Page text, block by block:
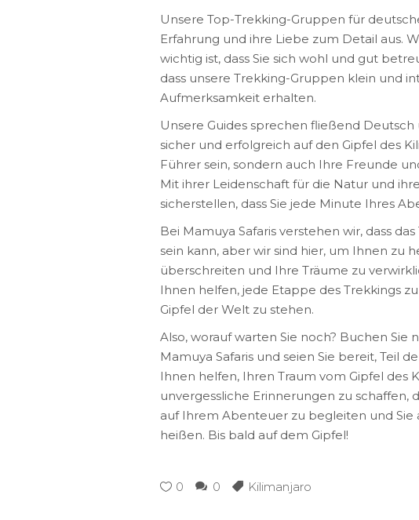
Unsere Top-Trekking-Gruppen für
Erfahrung und ihre Liebe zum Detail aus.
wichtig ist, dass Sie sich wohl und gut
dass unsere Trekking-Gruppen klein und
Aufmerksamkeit erhalten.
Unsere Guides sprechen fließend
sicher und erfolgreich auf den Gipfel des
Führer sein, sondern auch Ihre Freunde
Mit ihrer Leidenschaft für die Natur und
sicherstellen, dass Sie jede Minute Ihres
Bei Mamuya Safaris verstehen wir, dass
sein kann, aber wir sind hier, um Ihnen zu
überschreiten und Ihre Träume zu
Ihnen helfen, jede Etappe des Trekkings
Gipfel der Welt zu stehen.
Also, worauf warten Sie noch? Buchen
Mamuya Safaris und seien Sie bereit, Teil
Ihnen helfen, Ihren Traum vom Gipfel des
unvergessliche Erinnerungen zu schaffen,
auf Ihrem Abenteuer zu begleiten und Sie
heißen. Bis bald auf dem Gipfel!
0 0 Kilimanjaro